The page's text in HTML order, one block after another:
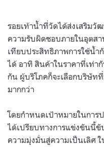
รอยเท้าน้ำที่วัดได้ส่งเสริมวั
ความรับผิดชอบภายในอุตส
เทียบประสิทธิภาพการใช้น้ำ
ได้ อาทิ สินค้าในราคาที่เท่า
กัน ผู้บริโภคก็จะเลือกบริษัท
มากกว่า
โดยกำหนดเป้าหมายในการ
ได้เปรียบทางการแข่งขันนี้ขั
ความมุ่งมั่นสู่ความเป็นเลิศ